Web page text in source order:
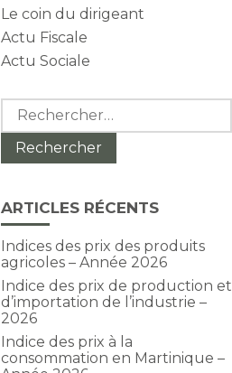
Le coin du dirigeant
Actu Fiscale
Actu Sociale
Rechercher :
ARTICLES RÉCENTS
Indices des prix des produits
agricoles – Année 2026
Indice des prix de production et
d’importation de l’industrie –
2026
Indice des prix à la
consommation en Martinique –